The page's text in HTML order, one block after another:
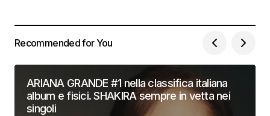
Recommended for You
ARIANA GRANDE #1 nella classifica italiana
album e fisici. SHAKIRA sempre in vetta nei
singoli